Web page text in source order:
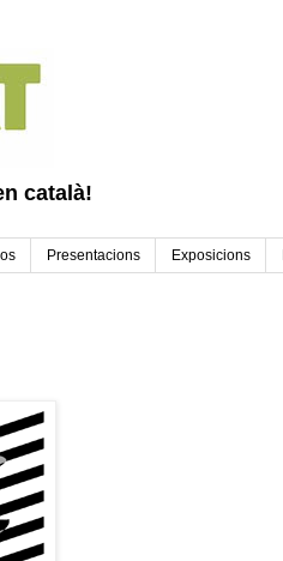
català!
Presentacions Exposicions